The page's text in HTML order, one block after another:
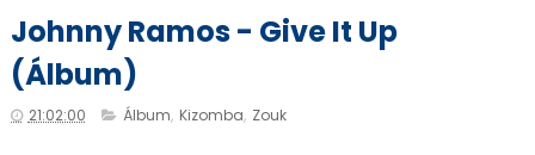
Johnny Ramos - Give It Up
(Álbum)
21:02:00 Álbum, Kizomba, Zouk